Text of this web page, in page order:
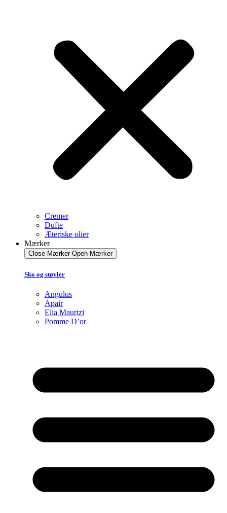
Cremer
Dufte
Æteriske olier
Mærker
Close Mærker Open Mærker
Sko og støvler
Angulus
Apair
Elia Maurizi
Pomme D’or